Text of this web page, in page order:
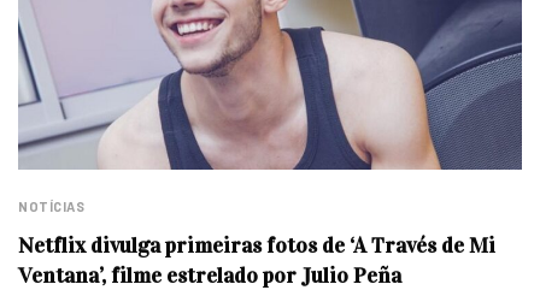
NOTÍCIAS
Netflix divulga primeiras fotos de ‘A Través de Mi
Ventana’, filme estrelado por Julio Peña